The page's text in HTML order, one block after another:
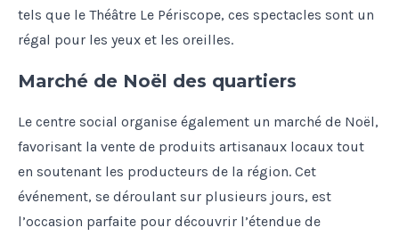
tels que le Théâtre Le Périscope, ces spectacles sont un
régal pour les yeux et les oreilles.
Marché de Noël des quartiers
Le centre social organise également un marché de Noël,
favorisant la vente de produits artisanaux locaux tout
en soutenant les producteurs de la région. Cet
événement, se déroulant sur plusieurs jours, est
l’occasion parfaite pour découvrir l’étendue de